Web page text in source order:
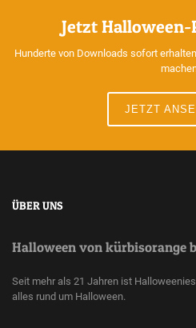
Jetzt
Hunderte von Downloads sofort
JETZT
ÜBER UNS
Halloween von kürbisorange
Seit mehr als 21 Jahren ist
alles rund um Halloween.